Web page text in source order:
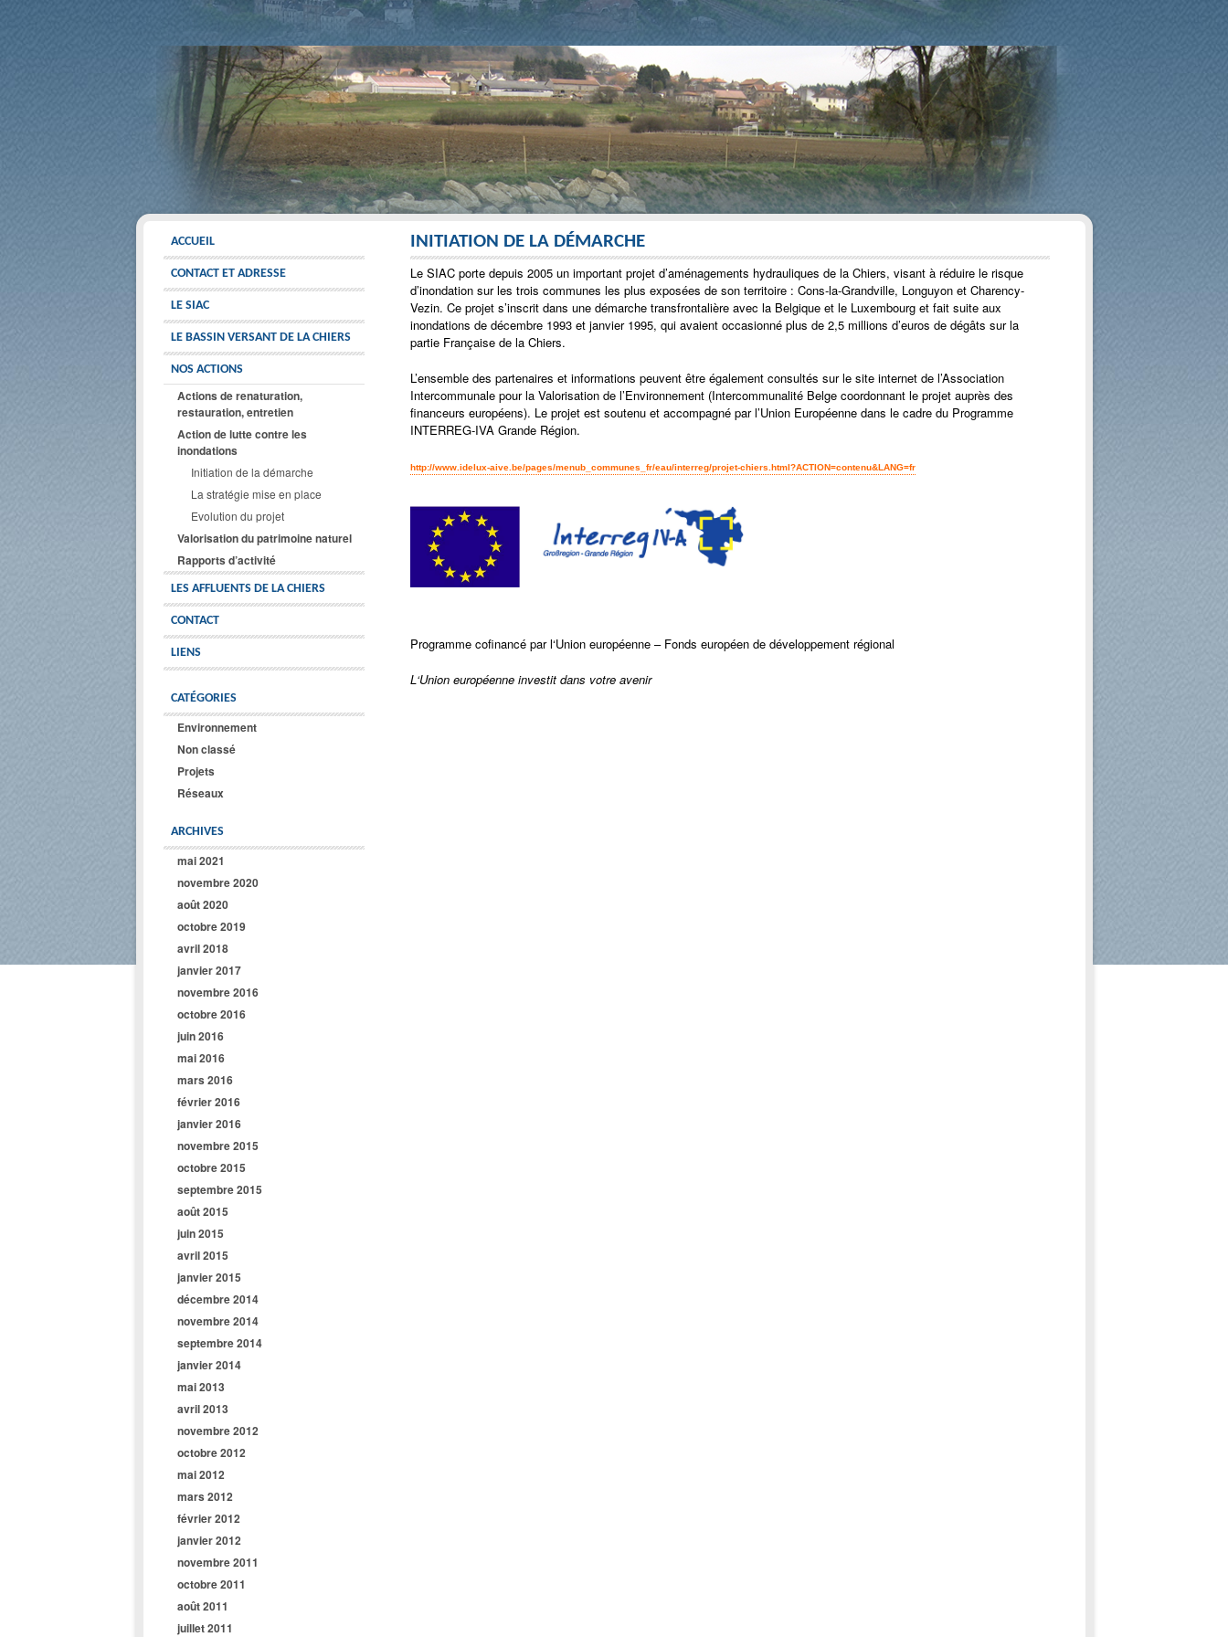
ACCUEIL
CONTACT ET ADRESSE
LE SIAC
LE BASSIN VERSANT DE LA CHIERS
NOS ACTIONS
Actions de renaturation,
restauration, entretien
Action de lutte contre les
inondations
Initiation de la démarche
La stratégie mise en place
Evolution du projet
Valorisation du patrimoine naturel
Rapports d’activité
LES AFFLUENTS DE LA CHIERS
CONTACT
LIENS
CATÉGORIES
Environnement
Non classé
Projets
Réseaux
ARCHIVES
mai 2021
novembre 2020
août 2020
octobre 2019
avril 2018
janvier 2017
novembre 2016
octobre 2016
juin 2016
mai 2016
mars 2016
février 2016
janvier 2016
novembre 2015
octobre 2015
septembre 2015
août 2015
juin 2015
avril 2015
janvier 2015
décembre 2014
novembre 2014
septembre 2014
janvier 2014
mai 2013
avril 2013
novembre 2012
octobre 2012
mai 2012
mars 2012
février 2012
janvier 2012
novembre 2011
octobre 2011
août 2011
juillet 2011
INITIATION DE LA DÉMARCHE
Le SIAC porte depuis 2005 un important projet d’aménagements hydrauliques de la Chiers, visant à réduire le risque
d’inondation sur les trois communes les plus exposées de son territoire : Cons-la-Grandville, Longuyon et Charency-
Vezin. Ce projet s’inscrit dans une démarche transfrontalière avec la Belgique et le Luxembourg et fait suite aux
inondations de décembre 1993 et janvier 1995, qui avaient occasionné plus de 2,5 millions d’euros de dégâts sur la
partie Française de la Chiers.
L’ensemble des partenaires et informations peuvent être également consultés sur le site internet de l’Association
Intercommunale pour la Valorisation de l’Environnement (Intercommunalité Belge coordonnant le projet auprès des
financeurs européens). Le projet est soutenu et accompagné par l’Union Européenne dans le cadre du Programme
INTERREG-IVA Grande Région.
http://www.idelux-aive.be/pages/menub_communes_fr/eau/interreg/projet-chiers.html?ACTION=contenu&LANG=fr
Programme cofinancé par l‘Union européenne – Fonds européen de développement régional
L‘Union européenne investit dans votre avenir